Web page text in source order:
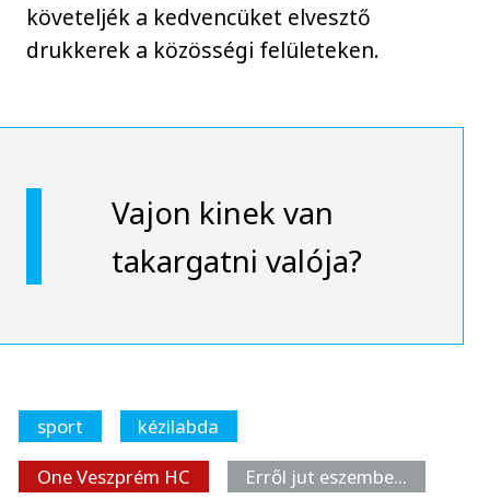
követeljék a kedvencüket elvesztő
drukkerek a közösségi felületeken.
Vajon kinek van
takargatni valója?
sport
kézilabda
One Veszprém HC
Erről jut eszembe…